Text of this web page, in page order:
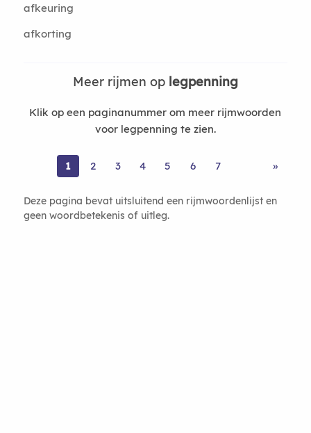
afkeuring
afkorting
Meer rijmen op legpenning
Klik op een paginanummer om meer rijmwoorden
voor legpenning te zien.
1 2 3 4 5 6 7 »
Deze pagina bevat uitsluitend een rijmwoordenlijst en
geen woordbetekenis of uitleg.